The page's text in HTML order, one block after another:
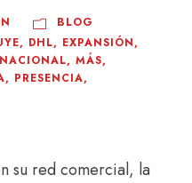
BLOG
, DHL, EXPANSIÓN,
, MÁS,
, PRESENCIA,
su red comercial, la